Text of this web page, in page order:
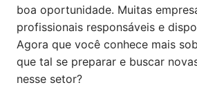
boa oportunidade. Muitas
profissionais responsáveis e
Agora que você conhece mais
que tal se preparar e buscar
nesse setor?